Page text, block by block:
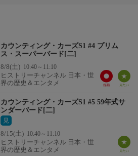
カウンティング・カーズS1 #4 プリム
ス・スーパーバード[二]
8/8(土) 10:40～11:10
ヒストリーチャンネル 日本・世
界の歴史＆エンタメ
カウンティング・カーズS1 #5 59年式サ
ンダーバード[二]
見
8/15(土) 10:40～11:10
ヒストリーチャンネル 日本・世
界の歴史＆エンタメ